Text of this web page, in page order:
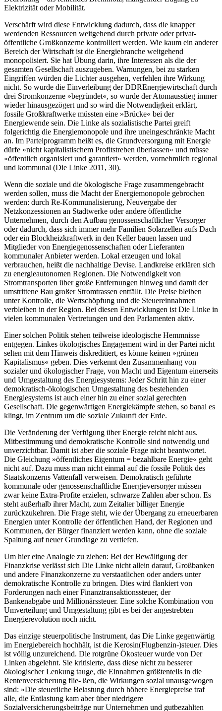
Elektrizität oder Mobilität.
Verschärft wird diese Entwicklung dadurch, dass die knapper
werdenden Ressourcen weitgehend durch private oder privat-
öffentliche Großkonzerne kontrolliert werden. Wie kaum ein anderer
Bereich der Wirtschaft ist die Energiebranche weitgehend
monopolisiert. Sie hat Übung darin, ihre Interessen als die der
gesamten Gesellschaft auszugeben. Warnungen, bei zu starken
Eingriffen würden die Lichter ausgehen, verfehlen ihre Wirkung
nicht. So wurde die Einverleibung der DDREnergiewirtschaft durch
drei Stromkonzerne »begründet«, so wurde der Atomausstieg immer
wieder hinausgezögert und so wird die Notwendigkeit erklärt,
fossile Großkraftwerke müssten eine »Brücke« bei der
Energiewende sein. Die Linke als sozialistische Partei greift
folgerichtig die Energiemonopole und ihre uneingeschränkte Macht
an. Im Parteiprogramm heißt es, die Grundversorgung mit Energie
dürfe »nicht kapitalistischem Profitstreben überlassen« und müsse
»öffentlich organisiert und garantiert« werden, vornehmlich regional
und kommunal (Die Linke 2011, 30).
Wenn die soziale und die ökologische Frage zusammengebracht
werden sollen, muss die Macht der Energiemonopole gebrochen
werden: durch Re-Kommunalisierung, Neuvergabe der
Netzkonzessionen an Stadtwerke oder andere öffentliche
Unternehmen, durch den Aufbau genossenschaftlicher Versorger
oder dadurch, dass sich immer mehr Familien Solarzellen aufs Dach
oder ein Blockheizkraftwerk in den Keller bauen lassen und
Mitglieder von Energiegenossenschaften oder Lieferanten
kommunaler Anbieter werden. Lokal erzeugen und lokal
verbrauchen, heißt die nachhaltige Devise. Landkreise erklären sich
zu energieautonomen Regionen. Die Notwendigkeit von
Stromtransporten über große Entfernungen hinweg und damit der
umstrittene Bau großer Stromtrassen entfällt. Die Preise bleiben
unter Kontrolle, die Wertschöpfung und die Steuereinnahmen
verbleiben in der Region. Bei diesen Entwicklungen ist Die Linke in
vielen kommunalen Vertretungen und den Parlamenten aktiv.
Einer solchen Politik stehen teilweise ideologische Hemmnisse
entgegen. Linkes ökologisches Engagement wird in der Partei nicht
selten mit dem Hinweis diskreditiert, es könne keinen »grünen
Kapitalismus« geben. Dies verkennt den Zusammenhang von
sozialer und ökologischer Frage, von Macht und Eigentum einerseits
und Umgestaltung des Energiesystems: Jeder Schritt hin zu einer
demokratisch-ökologischen Umgestaltung des bestehenden
Energiesystems ist auch einer hin zu einer sozial gerechten
Gesellschaft. Die gegenwärtigen Energiekämpfe stehen, so banal es
klingt, im Zentrum um die soziale Zukunft der Erde.
Die Veränderung der Verfügung über Energie reicht nicht aus.
Mitbestimmung und demokratische Kontrolle sind notwendig und
unverzichtbar. Damit ist aber die soziale Frage nicht beantwortet.
Die Gleichung »öffentliches Eigentum = bezahlbare Energie« geht
nicht auf. Dazu muss man nicht einmal auf die fossile Politik des
Staatskonzerns Vattenfall verweisen. Demokratisch geführte
kommunale oder genossenschaftliche Energieversorger müssen
zwar keine Extra-Profite erzielen, schwarze Zahlen aber schon. Es
steht außerhalb ihrer Macht, zum Zeitalter billiger Energie
zurückzukehren. Die Frage steht, wie der Übergang zu erneuerbaren
Energien unter Kontrolle der öffentlichen Hand, der Regionen und
Kommunen, der Bürger finanziert werden kann, ohne die soziale
Spaltung auf neuer Grundlage zu vertiefen.
Um hier eine Analogie zu ziehen: Bei der Bewältigung der
Finanzkrise verlässt sich Die Linke nicht allein darauf, Großbanken
und andere Finanzkonzerne zu verstaatlichen oder anders unter
demokratische Kontrolle zu bringen. Dies wird flankiert von
Forderungen nach einer Finanztransaktionssteuer, der
Bankenabgabe und Millionärssteuer. Eine solche Kombination von
Umverteilung und Umgestaltung gibt es bei der angestrebten
Energierevolution noch nicht.
Das einzige steuerpolitische Instrument, das Die Linke gegenwärtig
im Energiebereich hochhält, ist die Kerosin(Flugbenzin-)steuer. Dies
ist völlig unzureichend. Die rotgrüne Ökosteuer wurde von Der
Linken abgelehnt. Sie kritisierte, dass diese nicht zu besserer
ökologischer Lenkung tauge, die Einnahmen größtenteils in die
Rentenversicherung flie- ßen, die Wirkungen sozial unausgewogen
sind: »Die steuerliche Belastung durch höhere Energiepreise traf
alle, die Entlastung kam aber über niedrigere
Sozialversicherungsbeiträge nur Unternehmen und gutbezahlten